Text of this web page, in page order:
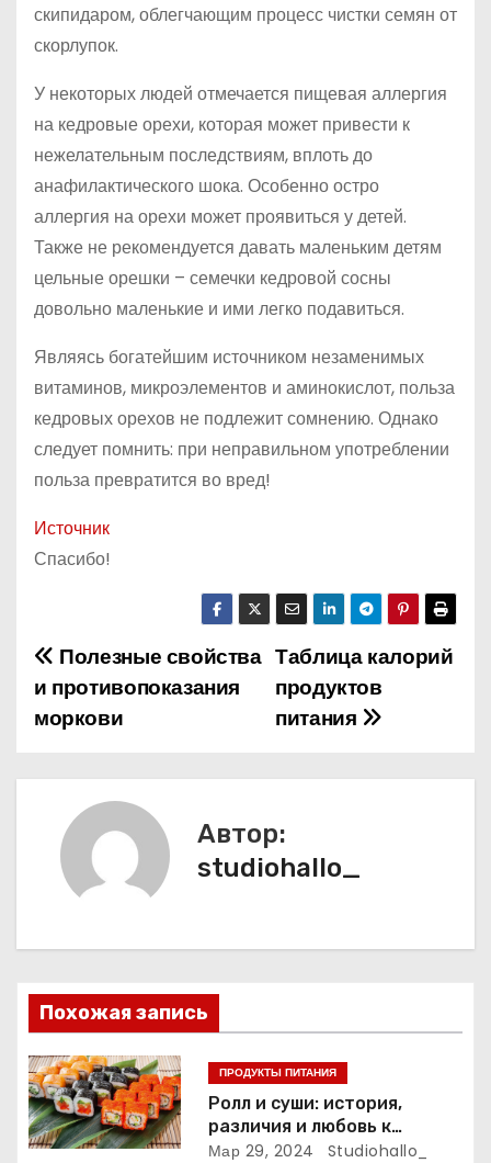
скипидаром, облегчающим процесс чистки семян от
скорлупок.
У некоторых людей отмечается пищевая аллергия
на кедровые орехи, которая может привести к
нежелательным последствиям, вплоть до
анафилактического шока. Особенно остро
аллергия на орехи может проявиться у детей.
Также не рекомендуется давать маленьким детям
цельные орешки – семечки кедровой сосны
довольно маленькие и ими легко подавиться.
Являясь богатейшим источником незаменимых
витаминов, микроэлементов и аминокислот, польза
кедровых орехов не подлежит сомнению. Однако
следует помнить: при неправильном употреблении
польза превратится во вред!
Источник
Спасибо!
Н
а
ц
и
я
п
о
Таблица калорий
продуктов
питания
Полезные свойства
и противопоказания
моркови
Автор:
studiohallo_
Похожая запись
ПРОДУКТЫ ПИТАНИЯ
Ролл и суши: история,
различия и любовь к
японской кухне
Мар 29, 2024 Studiohallo_